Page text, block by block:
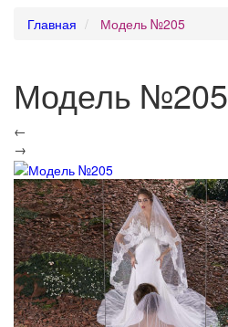
Главная
Модель №205
Модель №205
←
→